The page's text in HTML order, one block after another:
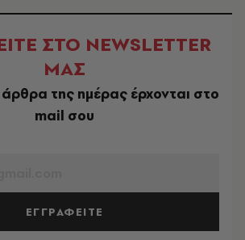
ΣΤΟ NEWSLETTER
ΜΑΣ
της ημέρας έρχονται στο
mail σου
ΕΓΓΡΑΦΕΙΤΕ